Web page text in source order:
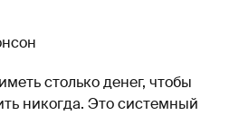
столько денег, чтобы
никогда. Это системный